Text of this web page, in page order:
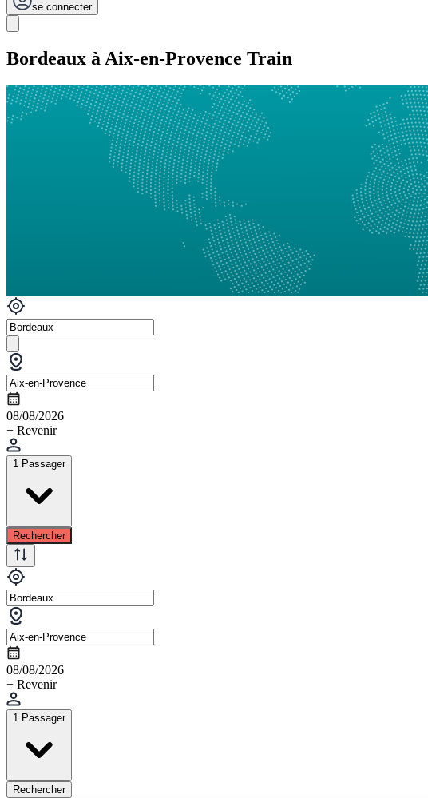
se connecter
Bordeaux à Aix-en-Provence Train
08/08/2026
+ Revenir
1 Passager
Rechercher
08/08/2026
+ Revenir
1 Passager
Rechercher